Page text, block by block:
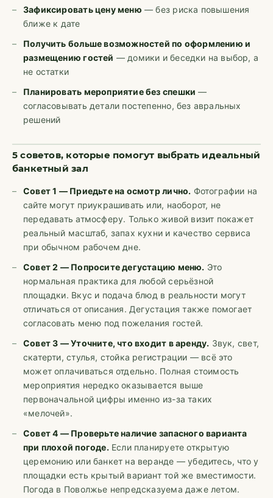
Зафиксировать цену меню — без риска повышения
ближе к дате
Получить больше возможностей по оформлению и
размещению гостей — домики и беседки на выбор, а
не остатки
Планировать мероприятие без спешки —
согласовывать детали постепенно, без авральных
решений
5 советов, которые помогут выбрать идеальный
банкетный зал
Совет 1 — Приедьте на осмотр лично. Фотографии на
сайте могут приукрашивать или, наоборот, не
передавать атмосферу. Только живой визит покажет
реальный масштаб, запах кухни и качество сервиса
при обычном рабочем дне.
Совет 2 — Попросите дегустацию меню. Это
нормальная практика для любой серьёзной
площадки. Вкус и подача блюд в реальности могут
отличаться от описания. Дегустация также помогает
согласовать меню под пожелания гостей.
Совет 3 — Уточните, что входит в аренду. Звук, свет,
скатерти, стулья, стойка регистрации — всё это
может оплачиваться отдельно. Полная стоимость
мероприятия нередко оказывается выше
первоначальной цифры именно из-за таких
«мелочей».
Совет 4 — Проверьте наличие запасного варианта
при плохой погоде. Если планируете открытую
церемонию или банкет на веранде — убедитесь, что у
площадки есть крытый вариант той же вместимости.
Погода в Поволжье непредсказуема даже летом.